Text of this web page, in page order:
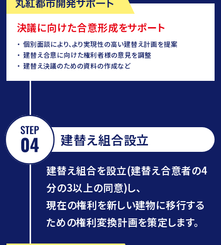
決議に向けた合意形成をサポート
個別面談により、より実現性の高い建替え計画を提案
建替え合意に向けた権利者様の意見を調整
建替え決議のための資料の作成など
建替え組合設立
建替え組合を設立(建替え合意者の4
分の3以上の同意)し、
現在の権利を新しい建物に移行する
ための権利変換計画を策定します。